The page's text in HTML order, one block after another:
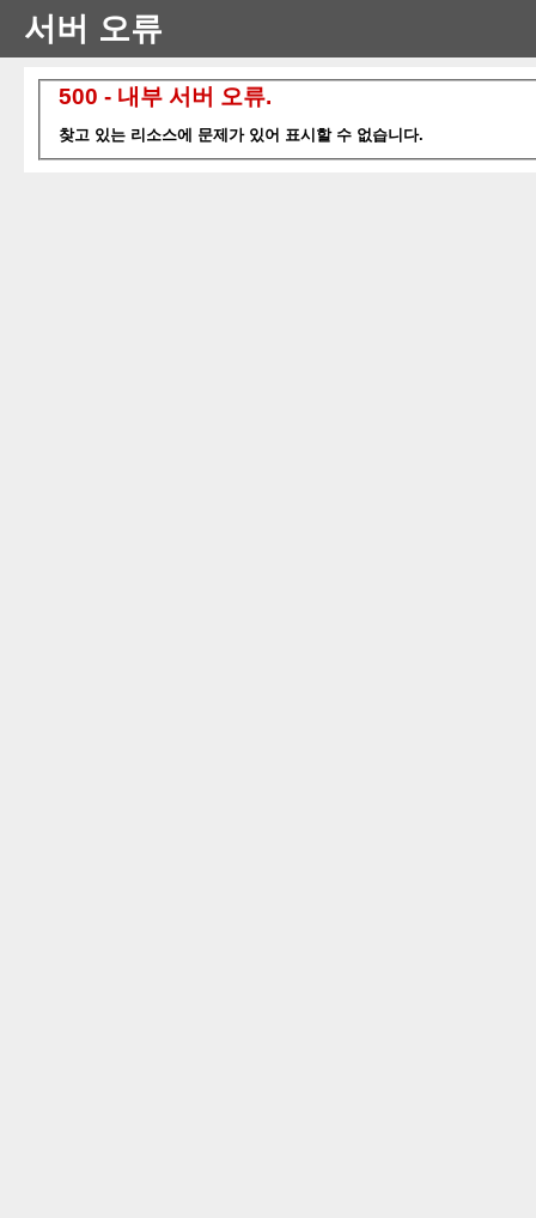
서버 오류
500 - 내부 서버 오류.
찾고 있는 리소스에 문제가 있어 표시할 수 없습니다.